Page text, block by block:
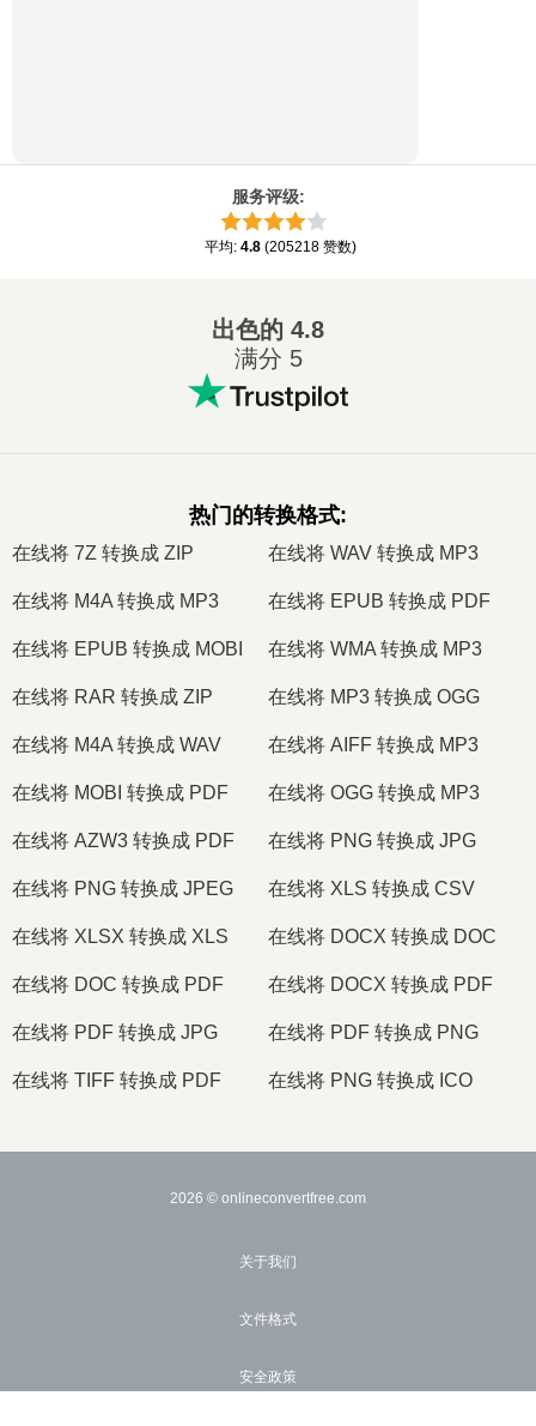
服务评级:
平均: 4.8 (205218 赞数)
出色的 4.8
满分 5
热门的转换格式:
在线将 7Z 转换成 ZIP 在线将 WAV 转换成 MP3
在线将 M4A 转换成 MP3 在线将 EPUB 转换成 PDF
在线将 EPUB 转换成 MOBI 在线将 WMA 转换成 MP3
在线将 RAR 转换成 ZIP 在线将 MP3 转换成 OGG
在线将 M4A 转换成 WAV 在线将 AIFF 转换成 MP3
在线将 MOBI 转换成 PDF 在线将 OGG 转换成 MP3
在线将 AZW3 转换成 PDF 在线将 PNG 转换成 JPG
在线将 PNG 转换成 JPEG 在线将 XLS 转换成 CSV
在线将 XLSX 转换成 XLS 在线将 DOCX 转换成 DOC
在线将 DOC 转换成 PDF 在线将 DOCX 转换成 PDF
在线将 PDF 转换成 JPG 在线将 PDF 转换成 PNG
在线将 TIFF 转换成 PDF 在线将 PNG 转换成 ICO
2026 © onlineconvertfree.com
关于我们
文件格式
安全政策